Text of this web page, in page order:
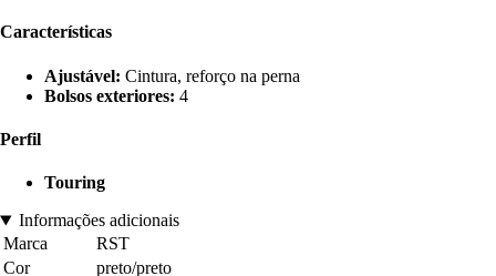
Características
Ajustável: Cintura, reforço na perna
Bolsos exteriores: 4
Perfil
Touring
Informações adicionais
Marca
RST
Cor
preto/preto